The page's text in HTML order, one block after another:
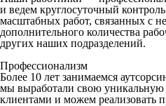
и ведем круглосуточный
масштабных работ, связанных с
дополнительного количества
других наших подразделений.
Профессионализм
Более 10 лет занимаемся
мы выработали свою уникальную
клиентами и можем реализовать